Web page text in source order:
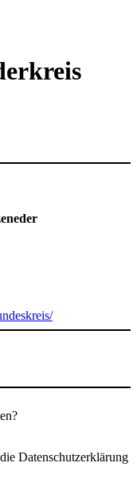
Datenschutzerklärung